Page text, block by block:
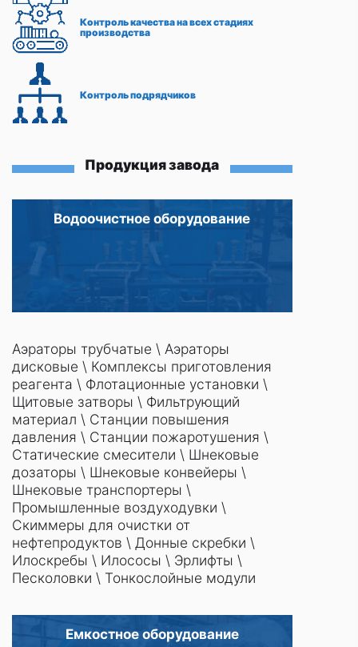
Контроль качества на всех стадиях
производства
Контроль подрядчиков
Продукция завода
Водоочистное оборудование
Аэраторы трубчатые \ Аэраторы
дисковые \ Комплексы приготовления
реагента \ Флотационные установки \
Щитовые затворы \ Фильтрующий
материал \ Станции повышения
давления \ Станции пожаротушения \
Статические смесители \ Шнековые
дозаторы \ Шнековые конвейеры \
Шнековые транспортеры \
Промышленные воздуходувки \
Скиммеры для очистки от
нефтепродуктов \ Донные скребки \
Илоскребы \ Илососы \ Эрлифты \
Песколовки \ Тонкослойные модули
Емкостное оборудование